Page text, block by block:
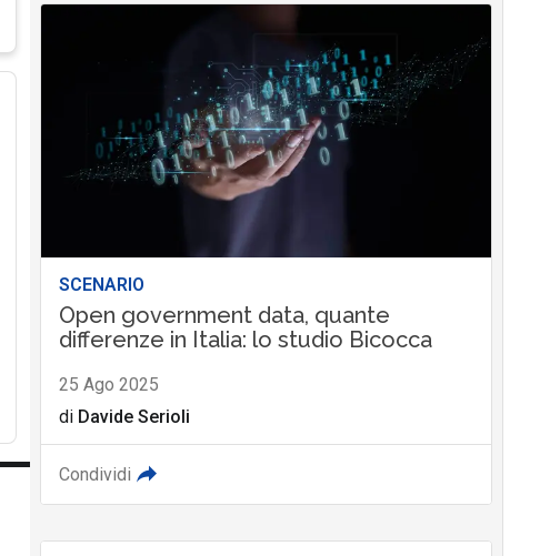
SCENARIO
Open government data, quante
differenze in Italia: lo studio Bicocca
25 Ago 2025
di Davide Serioli
Condividi